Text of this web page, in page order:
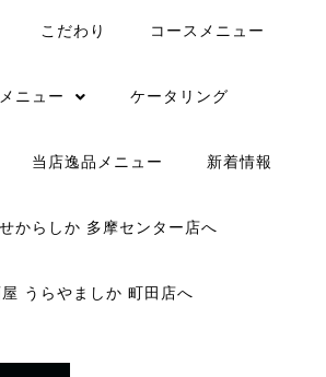
こだわり コースメニュー
ニュー ケータリング
当店逸品メニュー 新着情報
からしか 多摩センター店へ
屋 うらやましか 町田店へ